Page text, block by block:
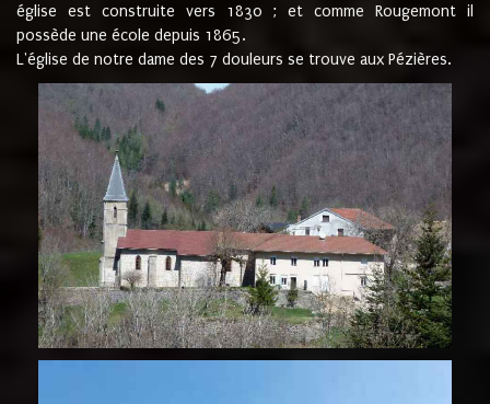
église est construite vers 1830 ; et comme Rougemont il
possède une école depuis 1865.
L'église de notre dame des 7 douleurs se trouve aux Pézières.